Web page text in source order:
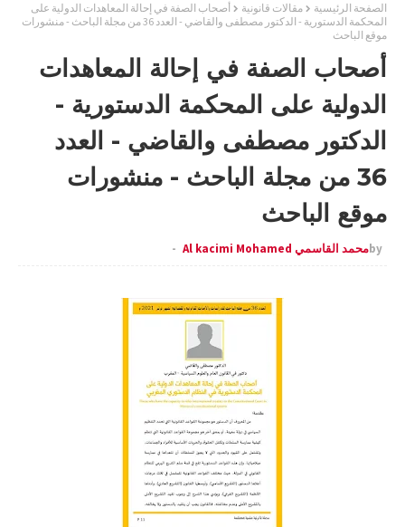
الصفحة الرئيسية مقالات قانونية
أصحاب الصفة في إحالة المعاهدات الدولية على
المحكمة الدستورية - الدكتور مصطفى والقاضي - العدد 36 من مجلة الباحث - منشورات
موقع الباحث
أصحاب الصفة في إحالة المعاهدات
الدولية على المحكمة الدستورية -
الدكتور مصطفى والقاضي - العدد
36 من مجلة الباحث - منشورات
موقع الباحث
byمحمد القاسمي Al kacimi Mohamed